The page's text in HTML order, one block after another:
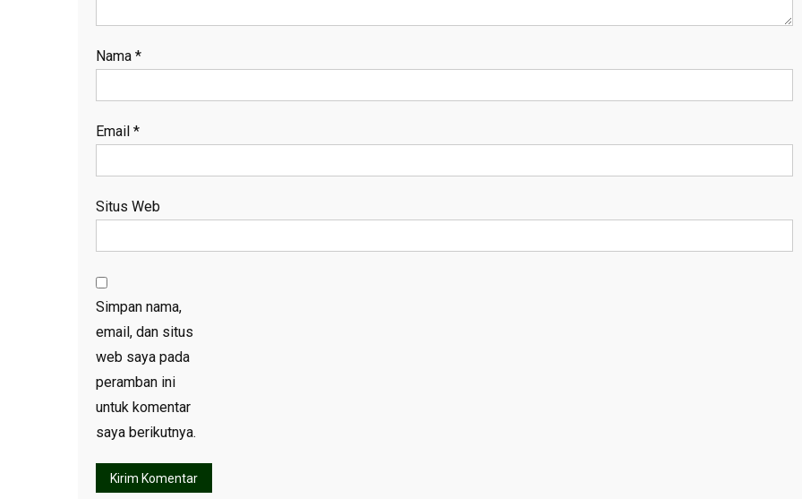
Nama *
Email *
Situs Web
Simpan nama,
email, dan situs
web saya pada
peramban ini
untuk komentar
saya berikutnya.